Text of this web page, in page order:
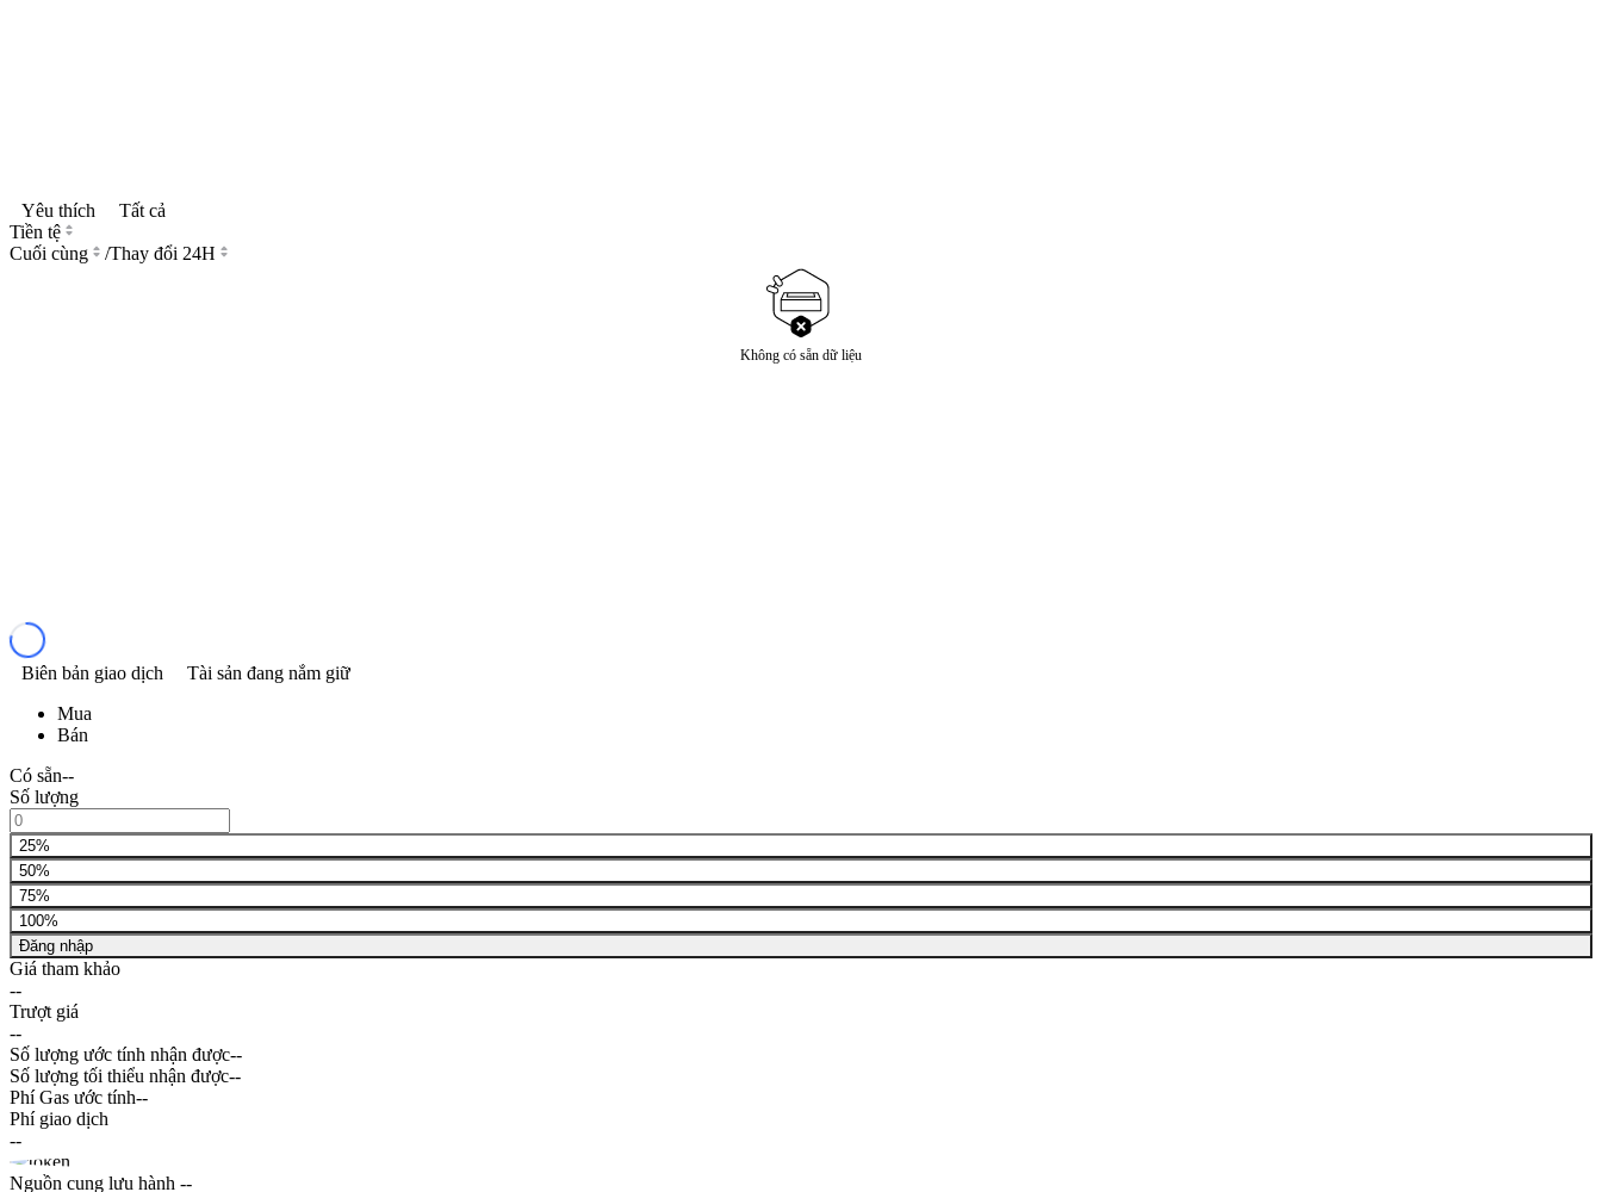
Yêu thích
Tất cả
Tiền tệ
Cuối cùng
/Thay đổi 24H
Không có sẵn dữ liệu
Biên bản giao dịch
Tài sản đang nắm giữ
Mua
Bán
Có sẵn--
Số lượng
25%
50%
75%
100%
Đăng nhập
Giá tham khảo
--
Trượt giá
--
Số lượng ước tính nhận được--
Số lượng tối thiểu nhận được--
Phí Gas ước tính--
Phí giao dịch
--
Nguồn cung lưu hành --